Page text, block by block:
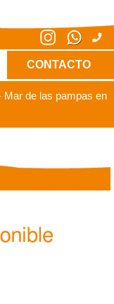
CONTACTO
Mar de las pampas en